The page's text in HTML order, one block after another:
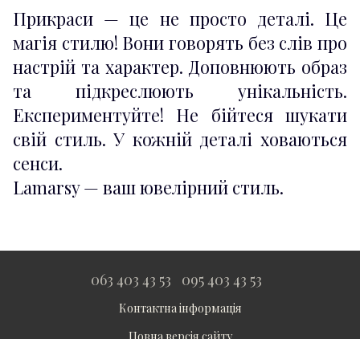
Прикраси — це не просто деталі. Це
магія стилю! Вони говорять без слів про
настрій та характер. Доповнюють образ
та підкреслюють унікальність.
Експериментуйте! Не бійтеся шукати
свій стиль. У кожній деталі ховаються
сенси.
Lamarsy — ваш ювелірний стиль.
063 403 43 53 095 403 43 53
Контактна інформація